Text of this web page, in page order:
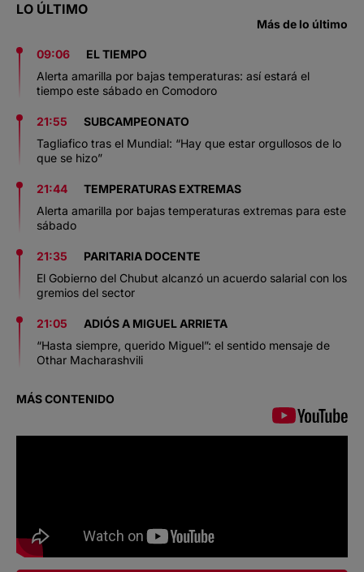
LO ÚLTIMO
Más de lo último
09:06
EL TIEMPO
Alerta amarilla por bajas temperaturas: así estará el
tiempo este sábado en Comodoro
21:55
SUBCAMPEONATO
Tagliafico tras el Mundial: “Hay que estar orgullosos de lo
que se hizo”
21:44
TEMPERATURAS EXTREMAS
Alerta amarilla por bajas temperaturas extremas para este
sábado
21:35
PARITARIA DOCENTE
El Gobierno del Chubut alcanzó un acuerdo salarial con los
gremios del sector
21:05
ADIÓS A MIGUEL ARRIETA
“Hasta siempre, querido Miguel”: el sentido mensaje de
Othar Macharashvili
MÁS CONTENIDO